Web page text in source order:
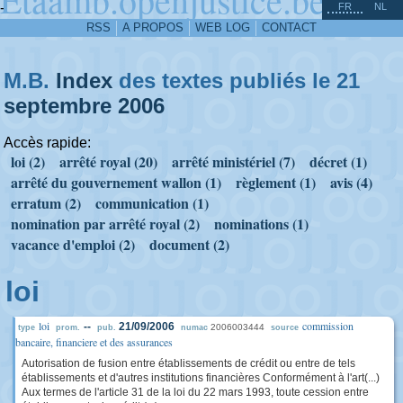
-
RSS A PROPOS WEB LOG CONTACT
FR NL
M.B. Index des textes publiés le 21
septembre 2006
Accès rapide:
loi (2) arrêté royal (20) arrêté ministériel (7)
décret (1)
arrêté du gouvernement wallon (1)
règlement (1)
avis (4)
erratum (2)
communication (1)
nomination par arrêté royal (2)
nominations (1)
vacance d'emploi (2)
document (2)
loi
type loi prom. -- pub. 21/09/2006 numac 2006003444 source commission
bancaire, financiere et des assurances
Autorisation de fusion entre établissements de crédit ou entre de tels
établissements et d'autres institutions financières Conformément à l'art(...)
Aux termes de l'article 31 de la loi du 22 mars 1993, toute cession entre
^